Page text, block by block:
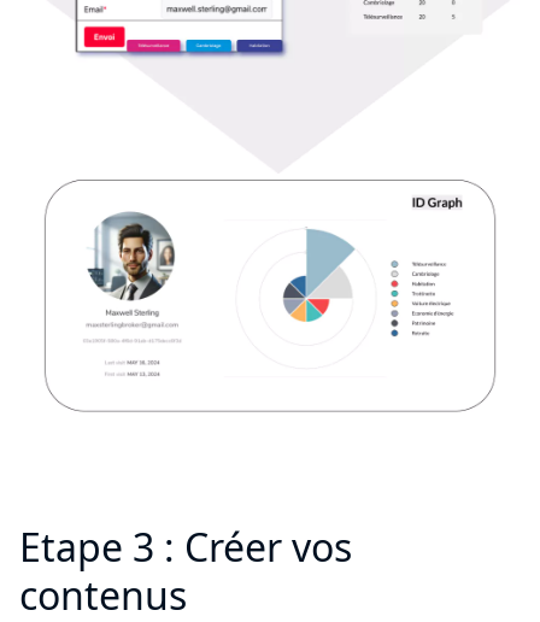
Etape 3 : Créer vos
contenus